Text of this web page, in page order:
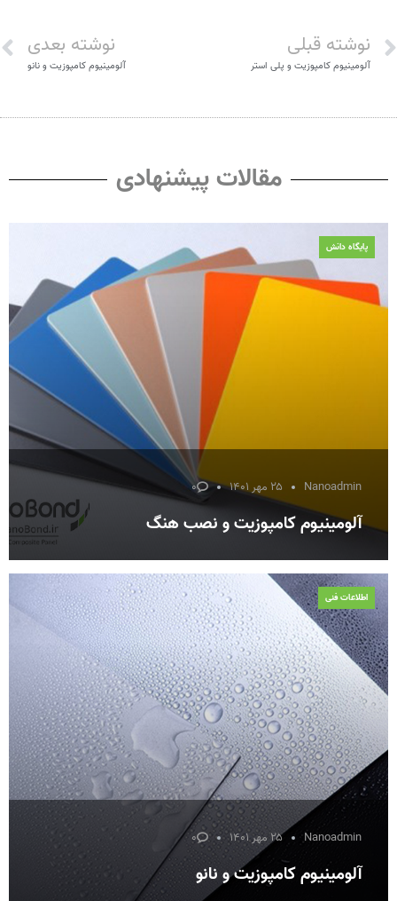
نوشته قبلی
آلومینیوم کامپوزیت و پلی استر
نوشته بعدی
آلومینیوم کامپوزیت و نانو
مقالات پیشنهادی
Nanoadmin ۲۵ مهر ۱۴۰۱ ۰
آلومینیوم کامپوزیت و نصب هنگ
پایگاه دانش
Nanoadmin ۲۵ مهر ۱۴۰۱ ۰
آلومینیوم کامپوزیت و نانو
اطلاعات فنی